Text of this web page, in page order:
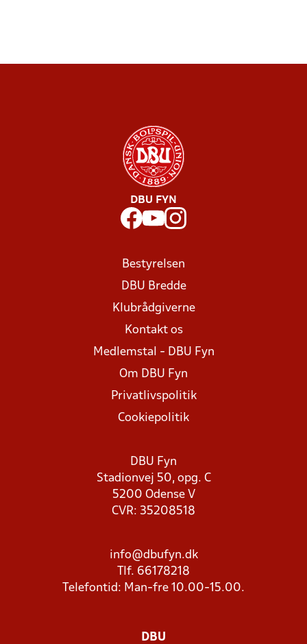
DBU FYN
Bestyrelsen
DBU Bredde
Klubrådgiverne
Kontakt os
Medlemstal - DBU Fyn
Om DBU Fyn
Privatlivspolitik
Cookiepolitik
DBU Fyn
Stadionvej 50, opg. C
5200 Odense V
CVR: 35208518
info@dbufyn.dk
Tlf. 66178218
Telefontid: Man-fre 10.00-15.00.
DBU